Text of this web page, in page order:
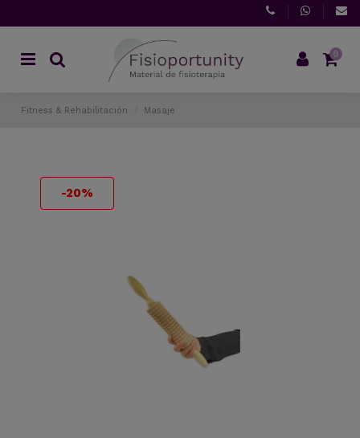
0
Fitness & Rehabilitación Masaje
-20%